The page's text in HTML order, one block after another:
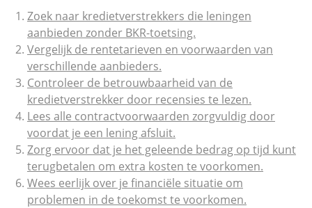
Zoek naar kredietverstrekkers die leningen
aanbieden zonder BKR-toetsing.
Vergelijk de rentetarieven en voorwaarden van
verschillende aanbieders.
Controleer de betrouwbaarheid van de
kredietverstrekker door recensies te lezen.
Lees alle contractvoorwaarden zorgvuldig door
voordat je een lening afsluit.
Zorg ervoor dat je het geleende bedrag op tijd kunt
terugbetalen om extra kosten te voorkomen.
Wees eerlijk over je financiële situatie om
problemen in de toekomst te voorkomen.